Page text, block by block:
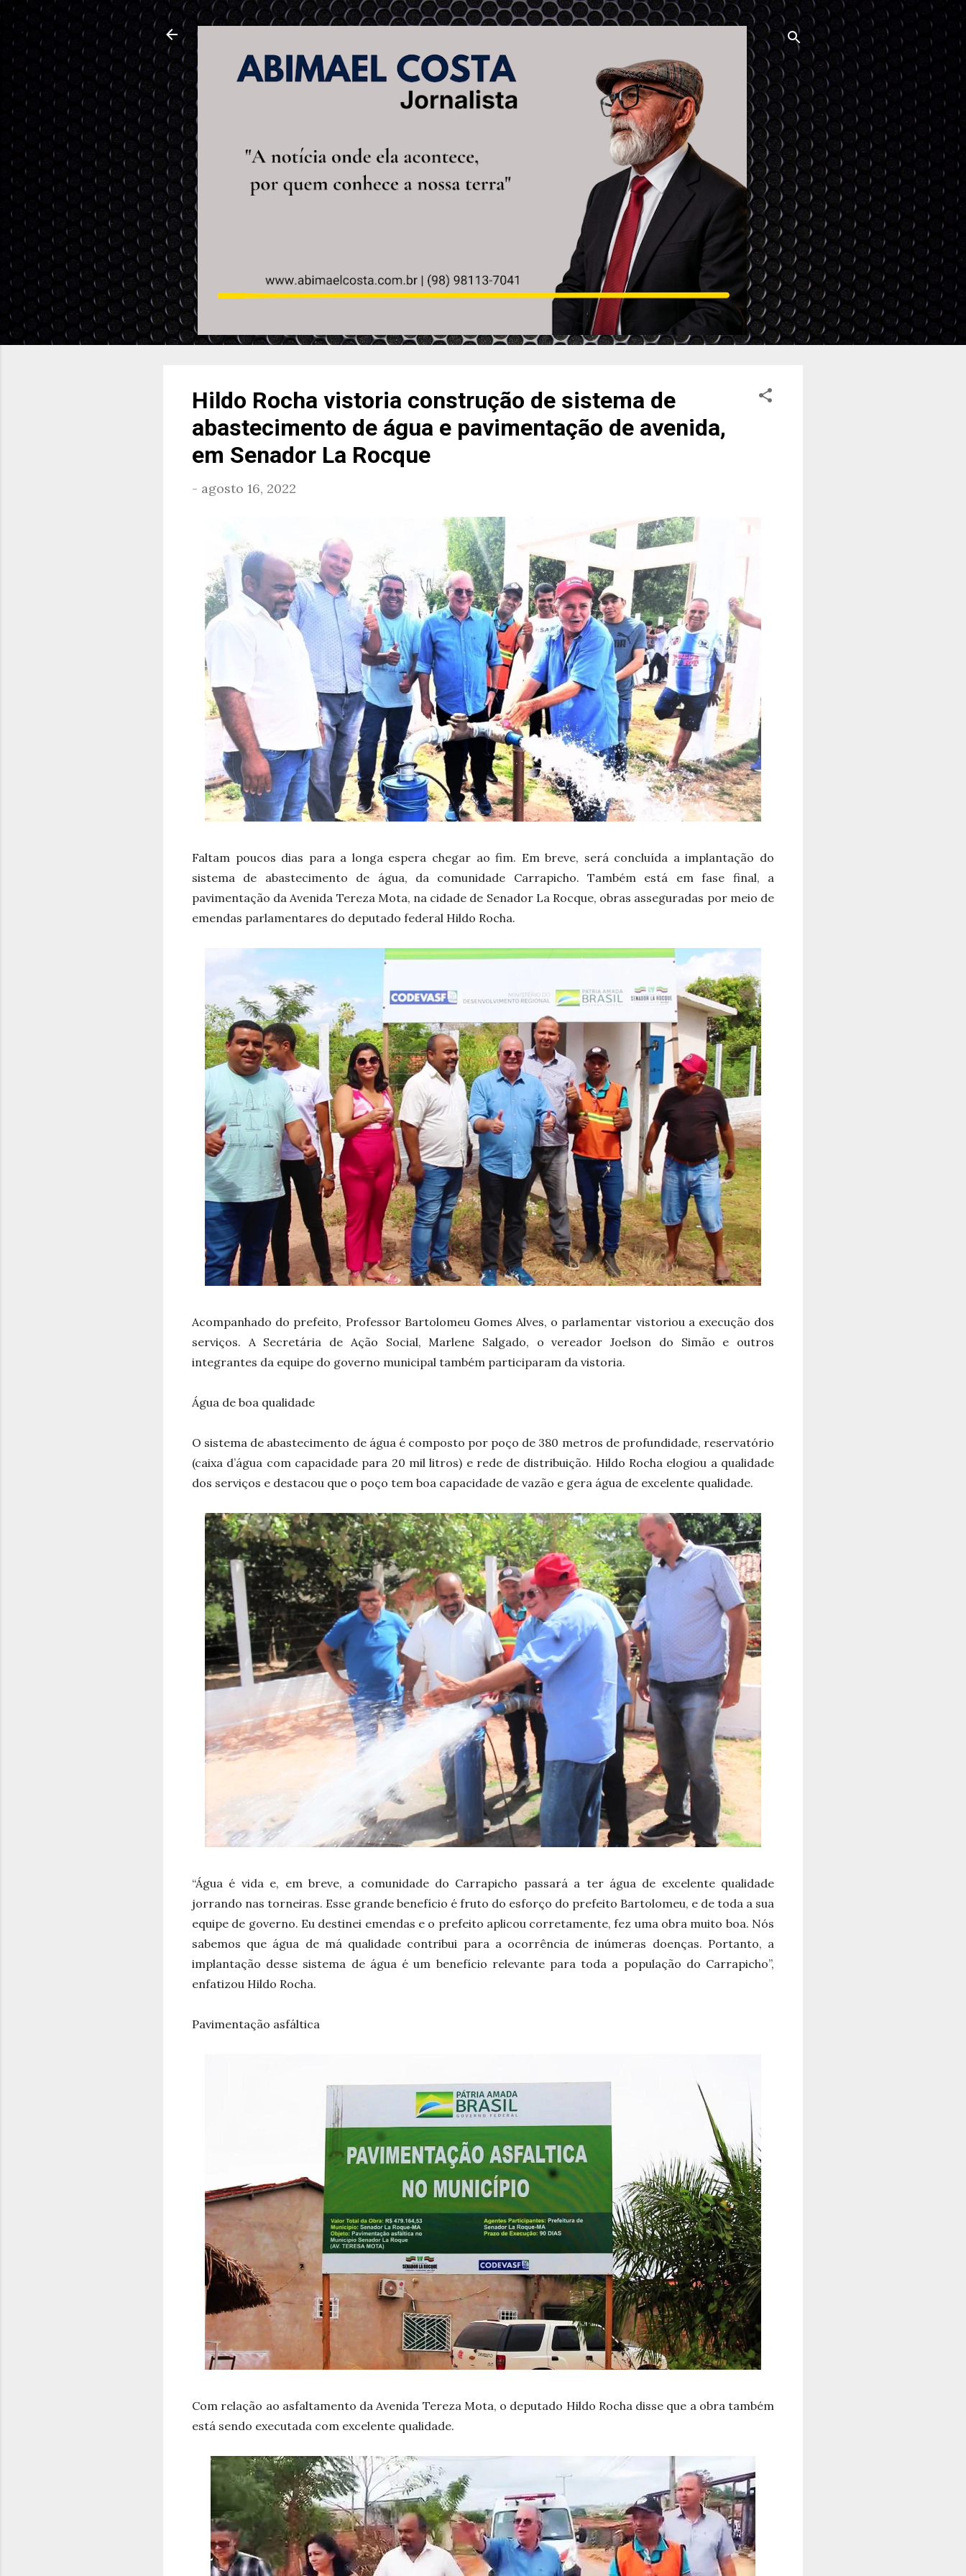
Pular para o conteúdo principal
Hildo Rocha vistoria construção de sistema de
abastecimento de água e pavimentação de avenida,
em Senador La Rocque
- agosto 16, 2022
Faltam poucos dias para a longa espera chegar ao fim. Em breve, será concluída a implantação do
sistema de abastecimento de água, da comunidade Carrapicho. Também está em fase final, a
pavimentação da Avenida Tereza Mota, na cidade de Senador La Rocque, obras asseguradas por meio de
emendas parlamentares do deputado federal Hildo Rocha.
Acompanhado do prefeito, Professor Bartolomeu Gomes Alves, o parlamentar vistoriou a execução dos
serviços. A Secretária de Ação Social, Marlene Salgado, o vereador Joelson do Simão e outros
integrantes da equipe do governo municipal também participaram da vistoria.
Água de boa qualidade
O sistema de abastecimento de água é composto por poço de 380 metros de profundidade, reservatório
(caixa d’água com capacidade para 20 mil litros) e rede de distribuição. Hildo Rocha elogiou a qualidade
dos serviços e destacou que o poço tem boa capacidade de vazão e gera água de excelente qualidade.
“Água é vida e, em breve, a comunidade do Carrapicho passará a ter água de excelente qualidade
jorrando nas torneiras. Esse grande benefício é fruto do esforço do prefeito Bartolomeu, e de toda a sua
equipe de governo. Eu destinei emendas e o prefeito aplicou corretamente, fez uma obra muito boa. Nós
sabemos que água de má qualidade contribui para a ocorrência de inúmeras doenças. Portanto, a
implantação desse sistema de água é um benefício relevante para toda a população do Carrapicho”,
enfatizou Hildo Rocha.
Pavimentação asfáltica
Com relação ao asfaltamento da Avenida Tereza Mota, o deputado Hildo Rocha disse que a obra também
está sendo executada com excelente qualidade.